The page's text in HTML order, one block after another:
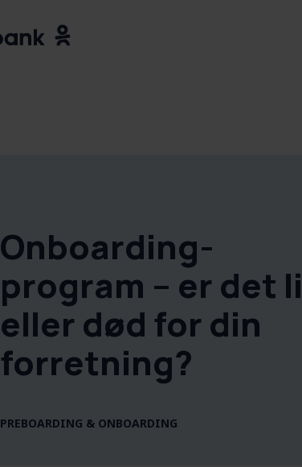
Onboarding-
program – er det
eller død for din
forretning?
PREBOARDING & ONBOARDING